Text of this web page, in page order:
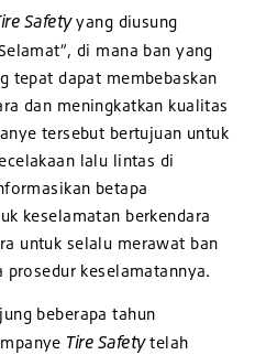
Safetyyang diusung
di mana ban yang
tepat dapat membebaskan
dan meningkatkan kualitas
tersebut bertujuan untuk
lalu lintas di
betapa
keselamatan berkendara
untuk selalu merawat ban
prosedur keselamatannya.
beberapa tahun
Tire Safetytelah